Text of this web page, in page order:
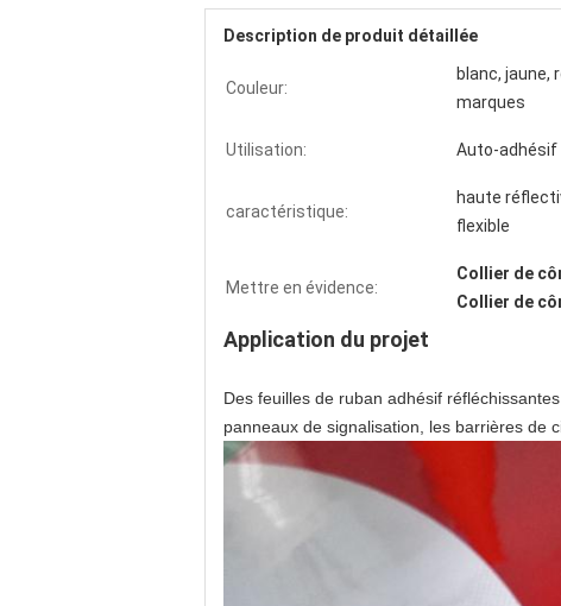
Description de produit détaillée
Couleur:
blanc, jaune,
marques
Utilisation: Auto-adhésif
caractéristique:
haute
flexible
Mettre en évidence:
Collier de
Collier de
Application du projet
Des feuilles de ruban adhésif
panneaux de signalisation, les barrières de